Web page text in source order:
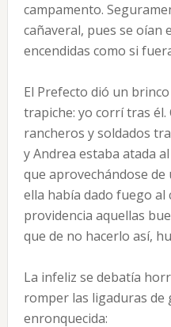
campamento.
cañaveral, pues se oían
encendidas como si
El Prefecto dió un
trapiche: yo corrí tras
rancheros y soldados
y Andrea estaba atada
que aprovechándose de
ella había dado fuego
providencia aquellas
que de no hacerlo así,
La infeliz se debatía
romper las ligaduras de
enronquecida: